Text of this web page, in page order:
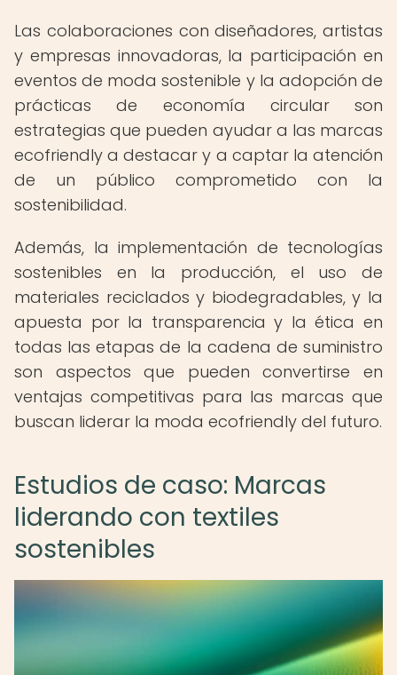
Las colaboraciones con diseñadores, artistas
y empresas innovadoras, la participación en
eventos de moda sostenible y la adopción de
prácticas de economía circular son
estrategias que pueden ayudar a las marcas
ecofriendly a destacar y a captar la atención
de un público comprometido con la
sostenibilidad.
Además, la implementación de tecnologías
sostenibles en la producción, el uso de
materiales reciclados y biodegradables, y la
apuesta por la transparencia y la ética en
todas las etapas de la cadena de suministro
son aspectos que pueden convertirse en
ventajas competitivas para las marcas que
buscan liderar la moda ecofriendly del futuro.
Estudios de caso: Marcas
liderando con textiles
sostenibles